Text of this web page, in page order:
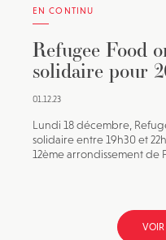
EN CONTINU
Refugee Food
solidaire pour
01.12.23
Lundi 18 décembre,
solidaire entre 19h30 et
12ème arrondissement de
VOIR